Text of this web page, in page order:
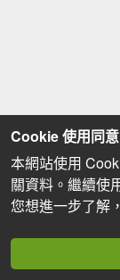
Cookie 使用同意
本網站使用
關資料。繼續使
您想進一步了解